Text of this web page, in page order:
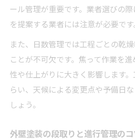
ール管理が重要です。業者選びの
を提案する業者には注意が必要です
また、日数管理では工程ごとの乾
ことが不可欠です。焦って作業を
性や仕上がりに大きく影響します
らい、天候による変更点や予備日
しょう。
外壁塗装の段取りと進行管理の